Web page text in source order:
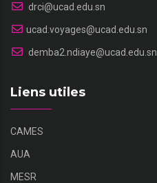
drci@ucad.edu.sn
ucad.voyages@ucad.edu.sn
demba2.ndiaye@ucad.edu.sn
Liens utiles
CAMES
AUA
MESR